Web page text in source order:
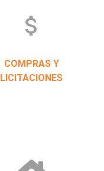
attach_money
COMPRAS Y
LICITACIONES